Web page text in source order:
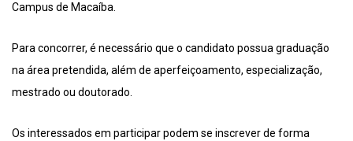
Campus de Macaíba.
Para concorrer, é necessário que o candidato possua graduação
na área pretendida, além de aperfeiçoamento, especialização,
mestrado ou doutorado.
Os interessados em participar podem se inscrever de forma